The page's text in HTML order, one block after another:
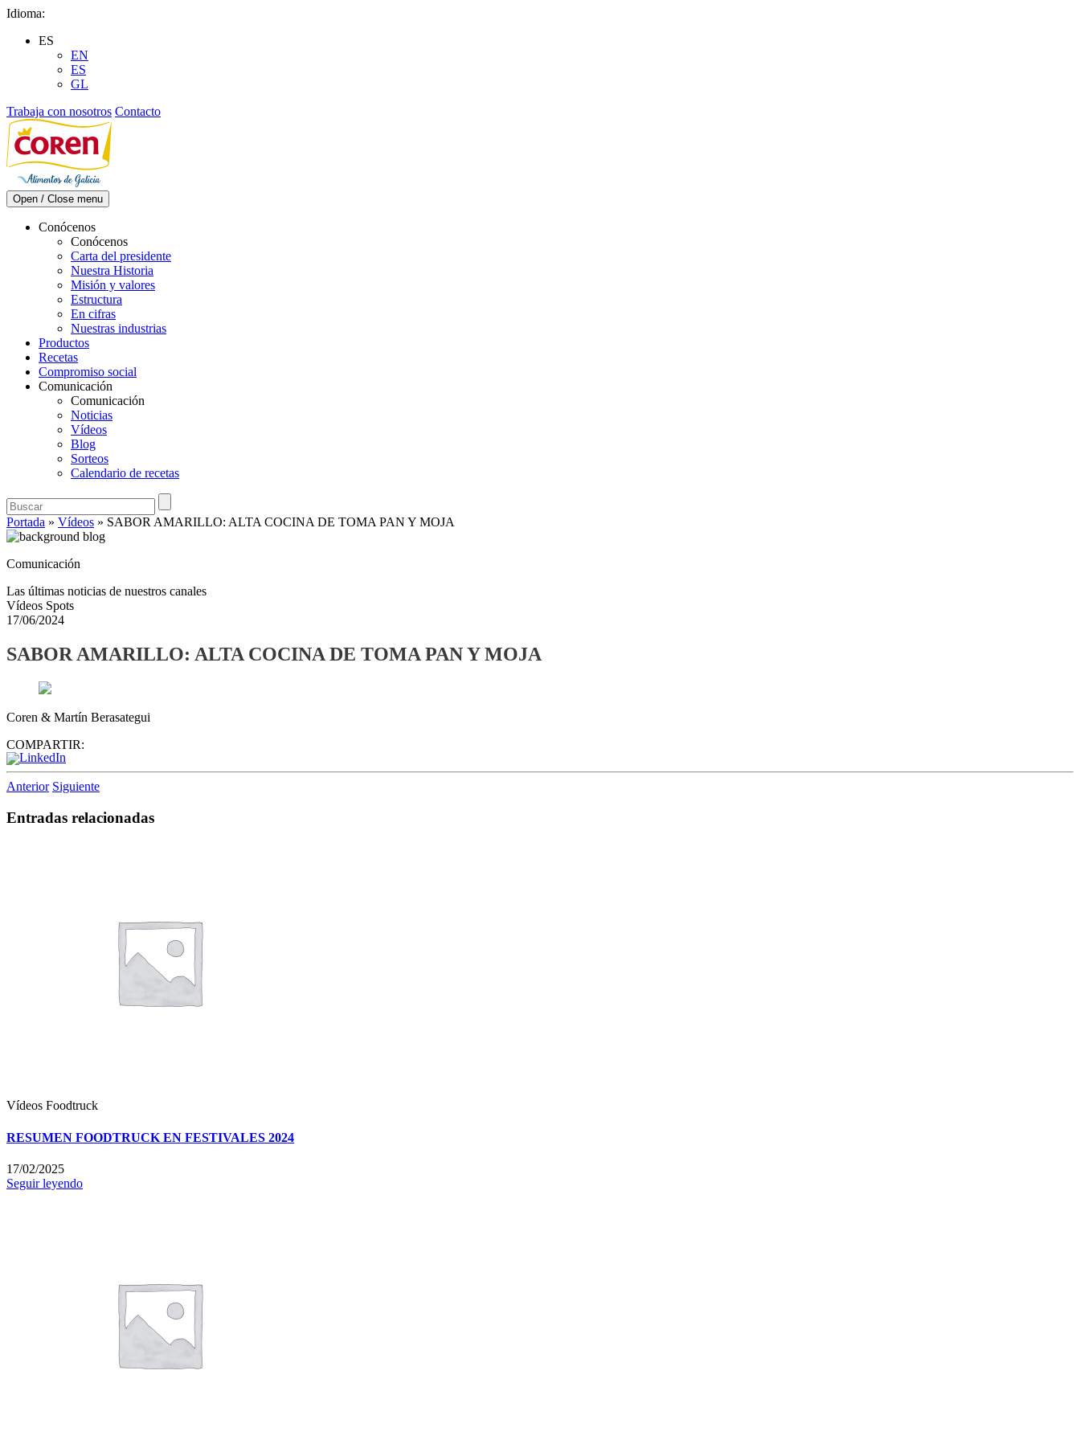
Skip
content
Idioma:
ES
EN
ES
GL
Trabaja con nosotros Contacto
Open / Close menu
Conócenos
Conócenos
Carta del presidente
Nuestra Historia
Misión y valores
Estructura
En cifras
Nuestras industrias
Productos
Recetas
Compromiso social
Comunicación
Comunicación
Noticias
Vídeos
Blog
Sorteos
Calendario de recetas
Portada » Vídeos » SABOR AMARILLO: ALTA COCINA DE TOMA PAN Y MOJA
Comunicación
Las últimas noticias de nuestros canales
Vídeos Spots
17/06/2024
SABOR AMARILLO: ALTA COCINA DE TOMA PAN Y MOJA
Coren & Martín Berasategui
COMPARTIR:
Anterior Siguiente
Entradas relacionadas
Vídeos Foodtruck
RESUMEN FOODTRUCK EN FESTIVALES 2024
17/02/2025
Seguir leyendo